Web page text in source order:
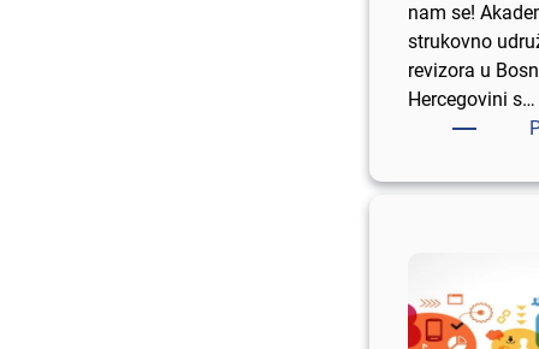
nam se!
strukovno
revizora u
Hercegovini s…